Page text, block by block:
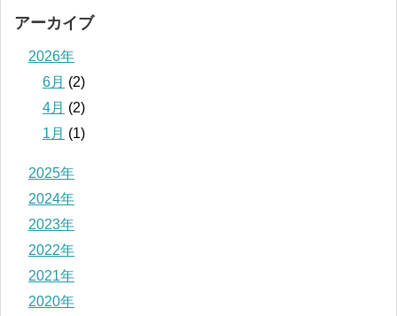
アーカイブ
2026年
6月 (2)
4月 (2)
1月 (1)
2025年
2024年
2023年
2022年
2021年
2020年